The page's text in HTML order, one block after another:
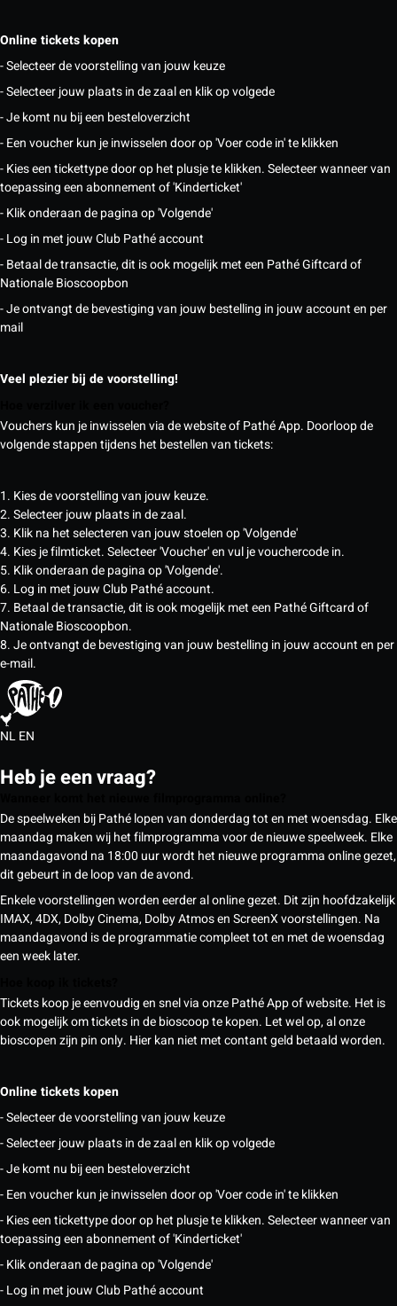
Online tickets kopen
- Selecteer de voorstelling van jouw keuze
- Selecteer jouw plaats in de zaal en klik op volgede
- Je komt nu bij een besteloverzicht
- Een voucher kun je inwisselen door op 'Voer code in' te klikken
- Kies een tickettype door op het plusje te klikken. Selecteer wanneer van
toepassing een abonnement of 'Kinderticket'
- Klik onderaan de pagina op 'Volgende'
- Log in met jouw Club Pathé account
- Betaal de transactie, dit is ook mogelijk met een Pathé Giftcard of
Nationale Bioscoopbon
- Je ontvangt de bevestiging van jouw bestelling in jouw account en per
mail
Veel plezier bij de voorstelling!
Vouchers kun je inwisselen via de website of Pathé App. Doorloop de
volgende stappen tijdens het bestellen van tickets:
1. Kies de voorstelling van jouw keuze.
2. Selecteer jouw plaats in de zaal.
3. Klik na het selecteren van jouw stoelen op 'Volgende'
4. Kies je filmticket. Selecteer 'Voucher' en vul je vouchercode in.
5. Klik onderaan de pagina op 'Volgende'.
6. Log in met jouw Club Pathé account.
7. Betaal de transactie, dit is ook mogelijk met een Pathé Giftcard of
Nationale Bioscoopbon.
8. Je ontvangt de bevestiging van jouw bestelling in jouw account en per
e-mail.
NLEN
Heb je een vraag?
De speelweken bij Pathé lopen van donderdag tot en met woensdag. Elke
maandag maken wij het filmprogramma voor de nieuwe speelweek. Elke
maandagavond na 18:00 uur wordt het nieuwe programma online gezet,
dit gebeurt in de loop van de avond.
Enkele voorstellingen worden eerder al online gezet. Dit zijn hoofdzakelijk
IMAX, 4DX, Dolby Cinema, Dolby Atmos en ScreenX voorstellingen. Na
maandagavond is de programmatie compleet tot en met de woensdag
een week later.
Tickets koop je eenvoudig en snel via onze Pathé App of website. Het is
ook mogelijk om tickets in de bioscoop te kopen. Let wel op, al onze
bioscopen zijn pin only. Hier kan niet met contant geld betaald worden.
Online tickets kopen
- Selecteer de voorstelling van jouw keuze
- Selecteer jouw plaats in de zaal en klik op volgede
- Je komt nu bij een besteloverzicht
- Een voucher kun je inwisselen door op 'Voer code in' te klikken
- Kies een tickettype door op het plusje te klikken. Selecteer wanneer van
toepassing een abonnement of 'Kinderticket'
- Klik onderaan de pagina op 'Volgende'
- Log in met jouw Club Pathé account